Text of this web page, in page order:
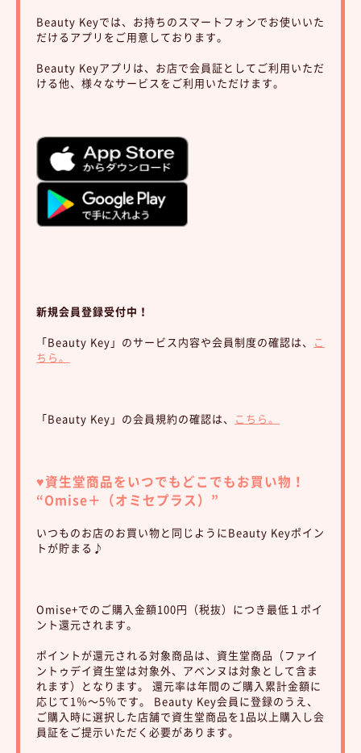
Beauty Keyでは、お持ちのスマートフォンでお使いいた
だけるアプリをご用意しております。
Beauty Keyアプリは、お店で会員証としてご利用いただ
ける他、様々なサービスをご利用いただけます。
新規会員登録受付中！
「Beauty Key」のサービス内容や会員制度の確認は、
こ
ちら。
「Beauty Key」の会員規約の確認は、 こちら。
♥︎資生堂商品をいつでもどこでもお買い物！
“Omise＋（オミセプラス）”
いつものお店のお買い物と同じようにBeauty Keyポイン
トが貯まる♪
Omise+でのご購入金額100円（税抜）につき最低１ポイ
ント還元されます。
ポイントが還元される対象商品は、資生堂商品（ファイ
ントゥデイ資生堂は対象外、アベンヌは対象として含ま
れます）となります。 還元率は年間のご購入累計金額に
応じて1％～5％です。 Beauty Key会員に登録のうえ、
ご購入時に選択した店舗で資生堂商品を1品以上購入し会
員証をご提示いただく必要があります。